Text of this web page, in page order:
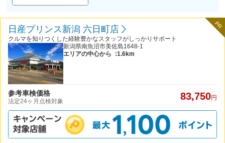
PR
日産プリンス新潟 六日町店
クルマを知りつくした経験豊かなスタッフがしっかりサポート
新潟県南魚沼市美佐島1648-1
エリアの中心から
:1.6km
参考車検価格
法定24ヶ月点検対象 83,750円